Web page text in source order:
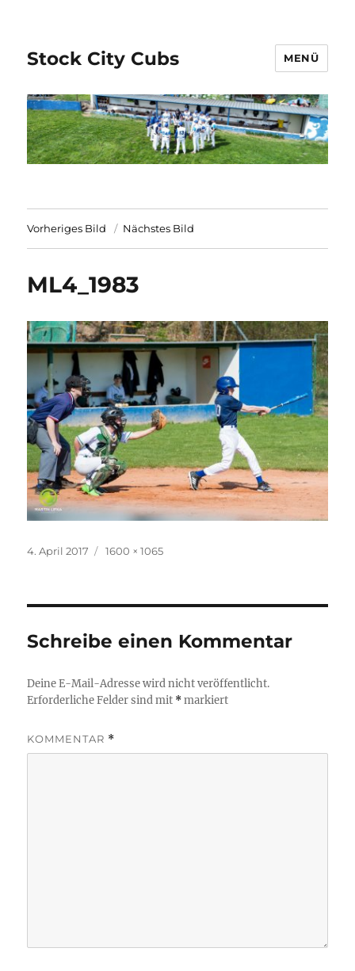
Stock City Cubs MENÜ
Vorheriges Bild Nächstes Bild
ML4_1983
Veröffentlicht
4. April 2017 Originalgröße
1600 × 1065
Schreibe einen Kommentar
Deine E-Mail-Adresse wird nicht veröffentlicht.
Erforderliche Felder sind mit *markiert
KOMMENTAR *